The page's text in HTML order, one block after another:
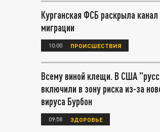
Курганская ФСБ раскрыла канал
миграции
10:00 ПРОИСШЕСТВИЯ
Всему виной клещи. В США
включили в зону риска из-за
вируса Бурбон
09:58 ЗДОРОВЬЕ